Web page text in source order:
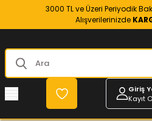
3000 TL ve Üzeri Periyodik
Alışverilerinizde
Giriş
Kayıt